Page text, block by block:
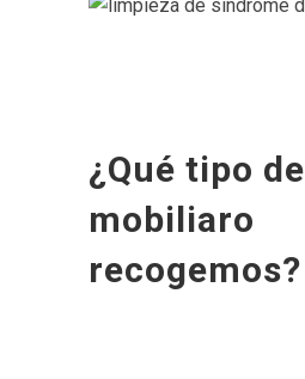
¿Qué tipo de
mobiliaro
recogemos?